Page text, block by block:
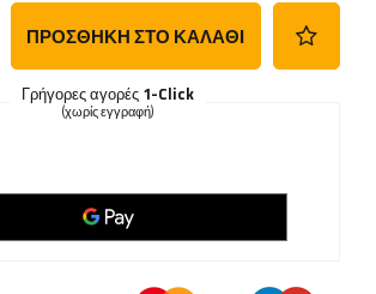
ΠΡΟΣΘΉΚΗ ΣΤΟ ΚΑΛΆΘΙ
Γρήγορες αγορές 1-Click
(χωρίς εγγραφή)